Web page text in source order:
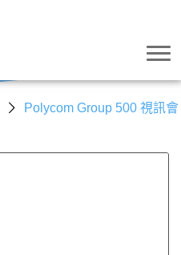
Polycom Group 500 視訊會